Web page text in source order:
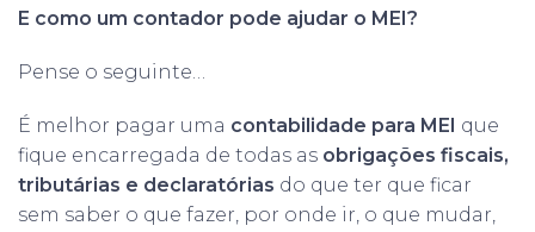
E como um contador pode ajudar o MEI?
Pense o seguinte…
É melhor pagar uma contabilidade para MEI que
fique encarregada de todas as obrigações fiscais,
tributárias e declaratórias do que ter que ficar
sem saber o que fazer, por onde ir, o que mudar,